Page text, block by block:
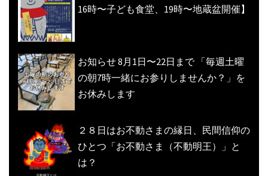
16時〜子ども食堂、19時〜地蔵盆開催】
お知らせ 8月1日〜22日まで 「毎週土曜
の朝7時一緒にお参りしませんか？」を
お休みします
２８日はお不動さまの縁日、民間信仰の
ひとつ「お不動さま（不動明王）」と
は？